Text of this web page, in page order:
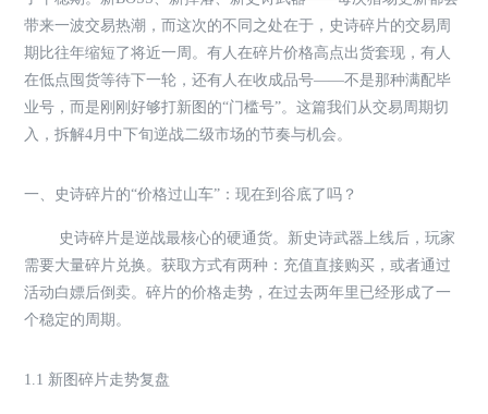
带来一波交易热潮，而这次的不同之处在于，史诗碎片的交易周
期比往年缩短了将近一周。有人在碎片价格高点出货套现，有人
在低点囤货等待下一轮，还有人在收成品号——不是那种满配毕
业号，而是刚刚好够打新图的“门槛号”。这篇我们从交易周期切
入，拆解4月中下旬逆战二级市场的节奏与机会。
一、史诗碎片的“价格过山车”：现在到谷底了吗？
史诗碎片是逆战最核心的硬通货。新史诗武器上线后，玩家
需要大量碎片兑换。获取方式有两种：充值直接购买，或者通过
活动白嫖后倒卖。碎片的价格走势，在过去两年里已经形成了一
个稳定的周期。
1.1 新图碎片走势复盘